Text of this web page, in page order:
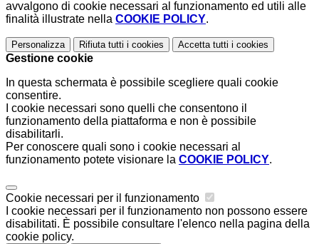
avvalgono di cookie necessari al funzionamento ed utili alle
finalità illustrate nella COOKIE POLICY.
Personalizza Rifiuta tutti i cookies Accetta tutti i cookies
Gestione cookie
In questa schermata è possibile scegliere quali cookie
consentire.
I cookie necessari sono quelli che consentono il
funzionamento della piattaforma e non è possibile
disabilitarli.
Per conoscere quali sono i cookie necessari al
funzionamento potete visionare la COOKIE POLICY.
Cookie necessari per il funzionamento
I cookie necessari per il funzionamento non possono essere
disabilitati. È possibile consultare l'elenco nella pagina della
cookie policy.